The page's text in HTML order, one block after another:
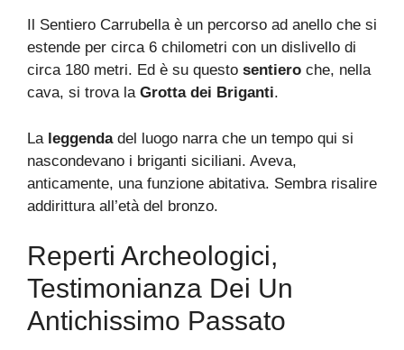
Il Sentiero Carrubella è un percorso ad anello che si
estende per circa 6 chilometri con un dislivello di
circa 180 metri. Ed è su questo sentiero che, nella
cava, si trova la Grotta dei Briganti.
La leggendadel luogo narra che un tempo qui si
nascondevano i briganti siciliani. Aveva,
anticamente, una funzione abitativa. Sembra risalire
addirittura all’età del bronzo.
Reperti Archeologici,
Testimonianza Dei Un
Antichissimo Passato